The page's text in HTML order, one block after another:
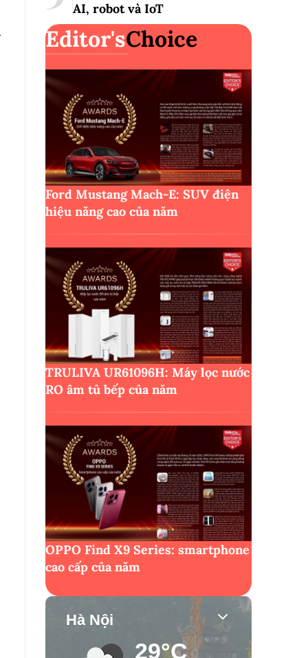
AI, robot và IoT
Editor'sChoice
Ford Mustang Mach-E: SUV điện
hiệu năng cao của năm
TRULIVA UR61096H: Máy lọc nước
RO âm tủ bếp của năm
OPPO Find X9 Series: smartphone
cao cấp của năm
Hà Nội
29°C